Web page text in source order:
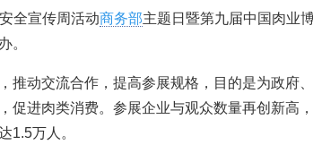
沥青期货连续两日涨逾
恒生聚源：北斗收官之
济安金信：中国基金市
全宣传周活动商务部主题日暨第九届中国肉业
。
推动交流合作，提高参展规格，目的是为政府、
促进肉类消费。参展企业与观众数量再创新高，
1.5万人。